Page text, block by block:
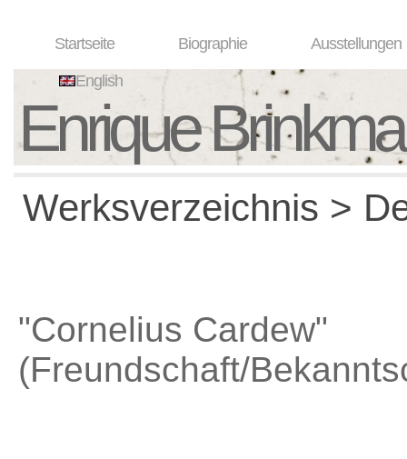
Startseite Biographie Ausstellungen
English
Enrique
Werksverzeichnis >
"Cornelius Cardew"
(Freundschaft/